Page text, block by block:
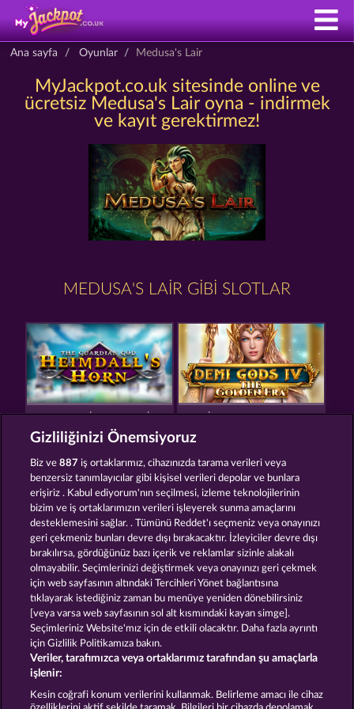
Ana sayfa Oyunlar Medusa's Lair
MyJackpot.co.uk sitesinde online ve
ücretsiz Medusa's Lair oyna - indirmek
ve kayıt gerektirmez!
MEDUSA'S LAIR GIBI SLOTLAR
THE GUARDIAN GOD: HEIMDALL'S HORN DEMI GODS IV - THE GOLDEN ERA
AURA OF JUPITER DEMI GODS V
Hüküm ve Koşullar Gizlilik Beyanı
Şirket SSS Sözlük Ortaklık programı
Facebook
İptal talebini gönder
Gizliliğinizi Önemsiyoruz
Biz ve887 iş ortaklarımız, cihazınızda tarama verileri veya
benzersiz tanımlayıcılar gibi kişisel verileri depolar ve bunlara
erişiriz . Kabul ediyorum'nın seçilmesi, izleme teknolojilerinin
bizim ve iş ortaklarımızın verileri işleyerek sunma amaçlarını
desteklemesini sağlar. . Tümünü Reddet'ı seçmeniz veya onayınızı
geri çekmeniz bunları devre dışı bırakacaktır. İzleyiciler devre dışı
bırakılırsa, gördüğünüz bazı içerik ve reklamlar sizinle alakalı
olmayabilir. Seçimlerinizi değiştirmek veya onayınızı geri çekmek
için web sayfasının altındaki Tercihleri Yönet bağlantısına
tıklayarak istediğiniz zaman bu menüye yeniden dönebilirsiniz
[veya varsa web sayfasının sol alt kısmındaki kayan simge].
Seçimleriniz Website'mız için de etkili olacaktır. Daha fazla ayrıntı
için Gizlilik Politikamıza bakın.
Veriler, tarafımızca veya ortaklarımız tarafından şu amaçlarla
işlenir:
Kesin coğrafi konum verilerini kullanmak. Belirleme amacı ile cihaz